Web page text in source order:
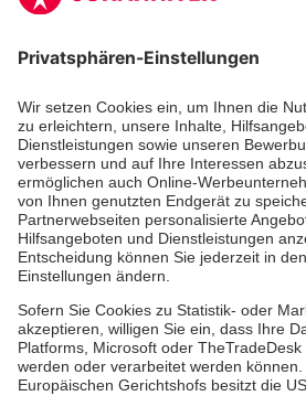
Jetzt abonnieren
Zertifizierung der
Über uns
Vor Ort